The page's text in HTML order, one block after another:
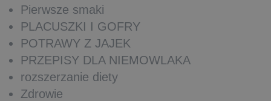
Pierwsze smaki
PLACUSZKI I GOFRY
POTRAWY Z JAJEK
PRZEPISY DLA NIEMOWLAKA
rozszerzanie diety
Zdrowie